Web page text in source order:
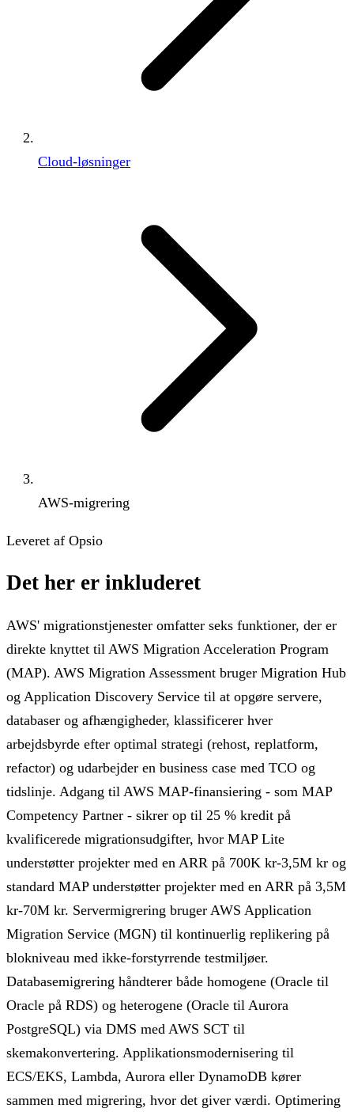
Cloud-løsninger
AWS-migrering
Leveret af Opsio
Det her er inkluderet
AWS' migrationstjenester omfatter seks funktioner, der er
direkte knyttet til AWS Migration Acceleration Program
(MAP). AWS Migration Assessment bruger Migration Hub
og Application Discovery Service til at opgøre servere,
databaser og afhængigheder, klassificerer hver
arbejdsbyrde efter optimal strategi (rehost, replatform,
refactor) og udarbejder en business case med TCO og
tidslinje. Adgang til AWS MAP-finansiering - som MAP
Competency Partner - sikrer op til 25 % kredit på
kvalificerede migrationsudgifter, hvor MAP Lite
understøtter projekter med en ARR på 700K kr-3,5M kr og
standard MAP understøtter projekter med en ARR på 3,5M
kr-70M kr. Servermigrering bruger AWS Application
Migration Service (MGN) til kontinuerlig replikering på
blokniveau med ikke-forstyrrende testmiljøer.
Databasemigrering håndterer både homogene (Oracle til
Oracle på RDS) og heterogene (Oracle til Aurora
PostgreSQL) via DMS med AWS SCT til
skemakonvertering. Applikationsmodernisering til
ECS/EKS, Lambda, Aurora eller DynamoDB kører
sammen med migrering, hvor det giver værdi. Optimering